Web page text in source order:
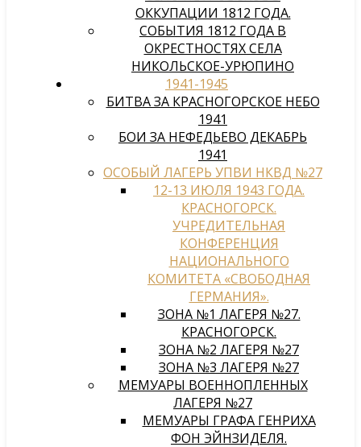
ОККУПАЦИИ 1812 ГОДА.
СОБЫТИЯ 1812 ГОДА В
ОКРЕСТНОСТЯХ СЕЛА
НИКОЛЬСКОЕ-УРЮПИНО
1941-1945
БИТВА ЗА КРАСНОГОРСКОЕ НЕБО
1941
БОИ ЗА НЕФЕДЬЕВО ДЕКАБРЬ
1941
ОСОБЫЙ ЛАГЕРЬ УПВИ НКВД №27
12-13 ИЮЛЯ 1943 ГОДА.
КРАСНОГОРСК.
УЧРЕДИТЕЛЬНАЯ
КОНФЕРЕНЦИЯ
НАЦИОНАЛЬНОГО
КОМИТЕТА «СВОБОДНАЯ
ГЕРМАНИЯ».
ЗОНА №1 ЛАГЕРЯ №27.
КРАСНОГОРСК.
ЗОНА №2 ЛАГЕРЯ №27
ЗОНА №3 ЛАГЕРЯ №27
МЕМУАРЫ ВОЕННОПЛЕННЫХ
ЛАГЕРЯ №27
МЕМУАРЫ ГРАФА ГЕНРИХА
ФОН ЭЙНЗИДЕЛЯ.